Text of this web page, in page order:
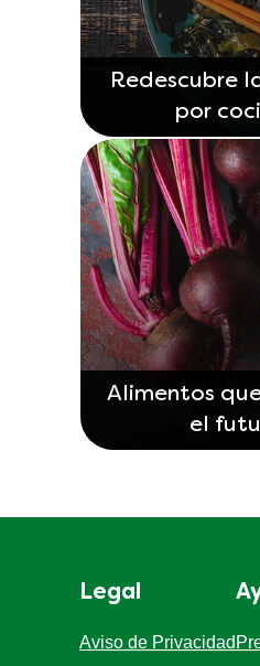
Redescubre
por
Alimentos
el
Legal
Aviso de Privacidad